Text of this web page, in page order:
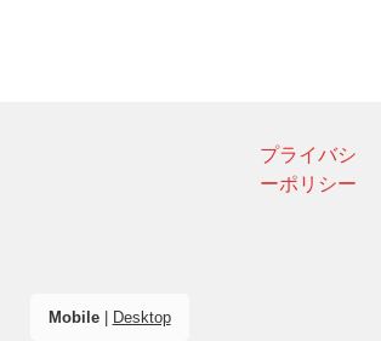
プライバシ
ーポリシー
Mobile| Desktop